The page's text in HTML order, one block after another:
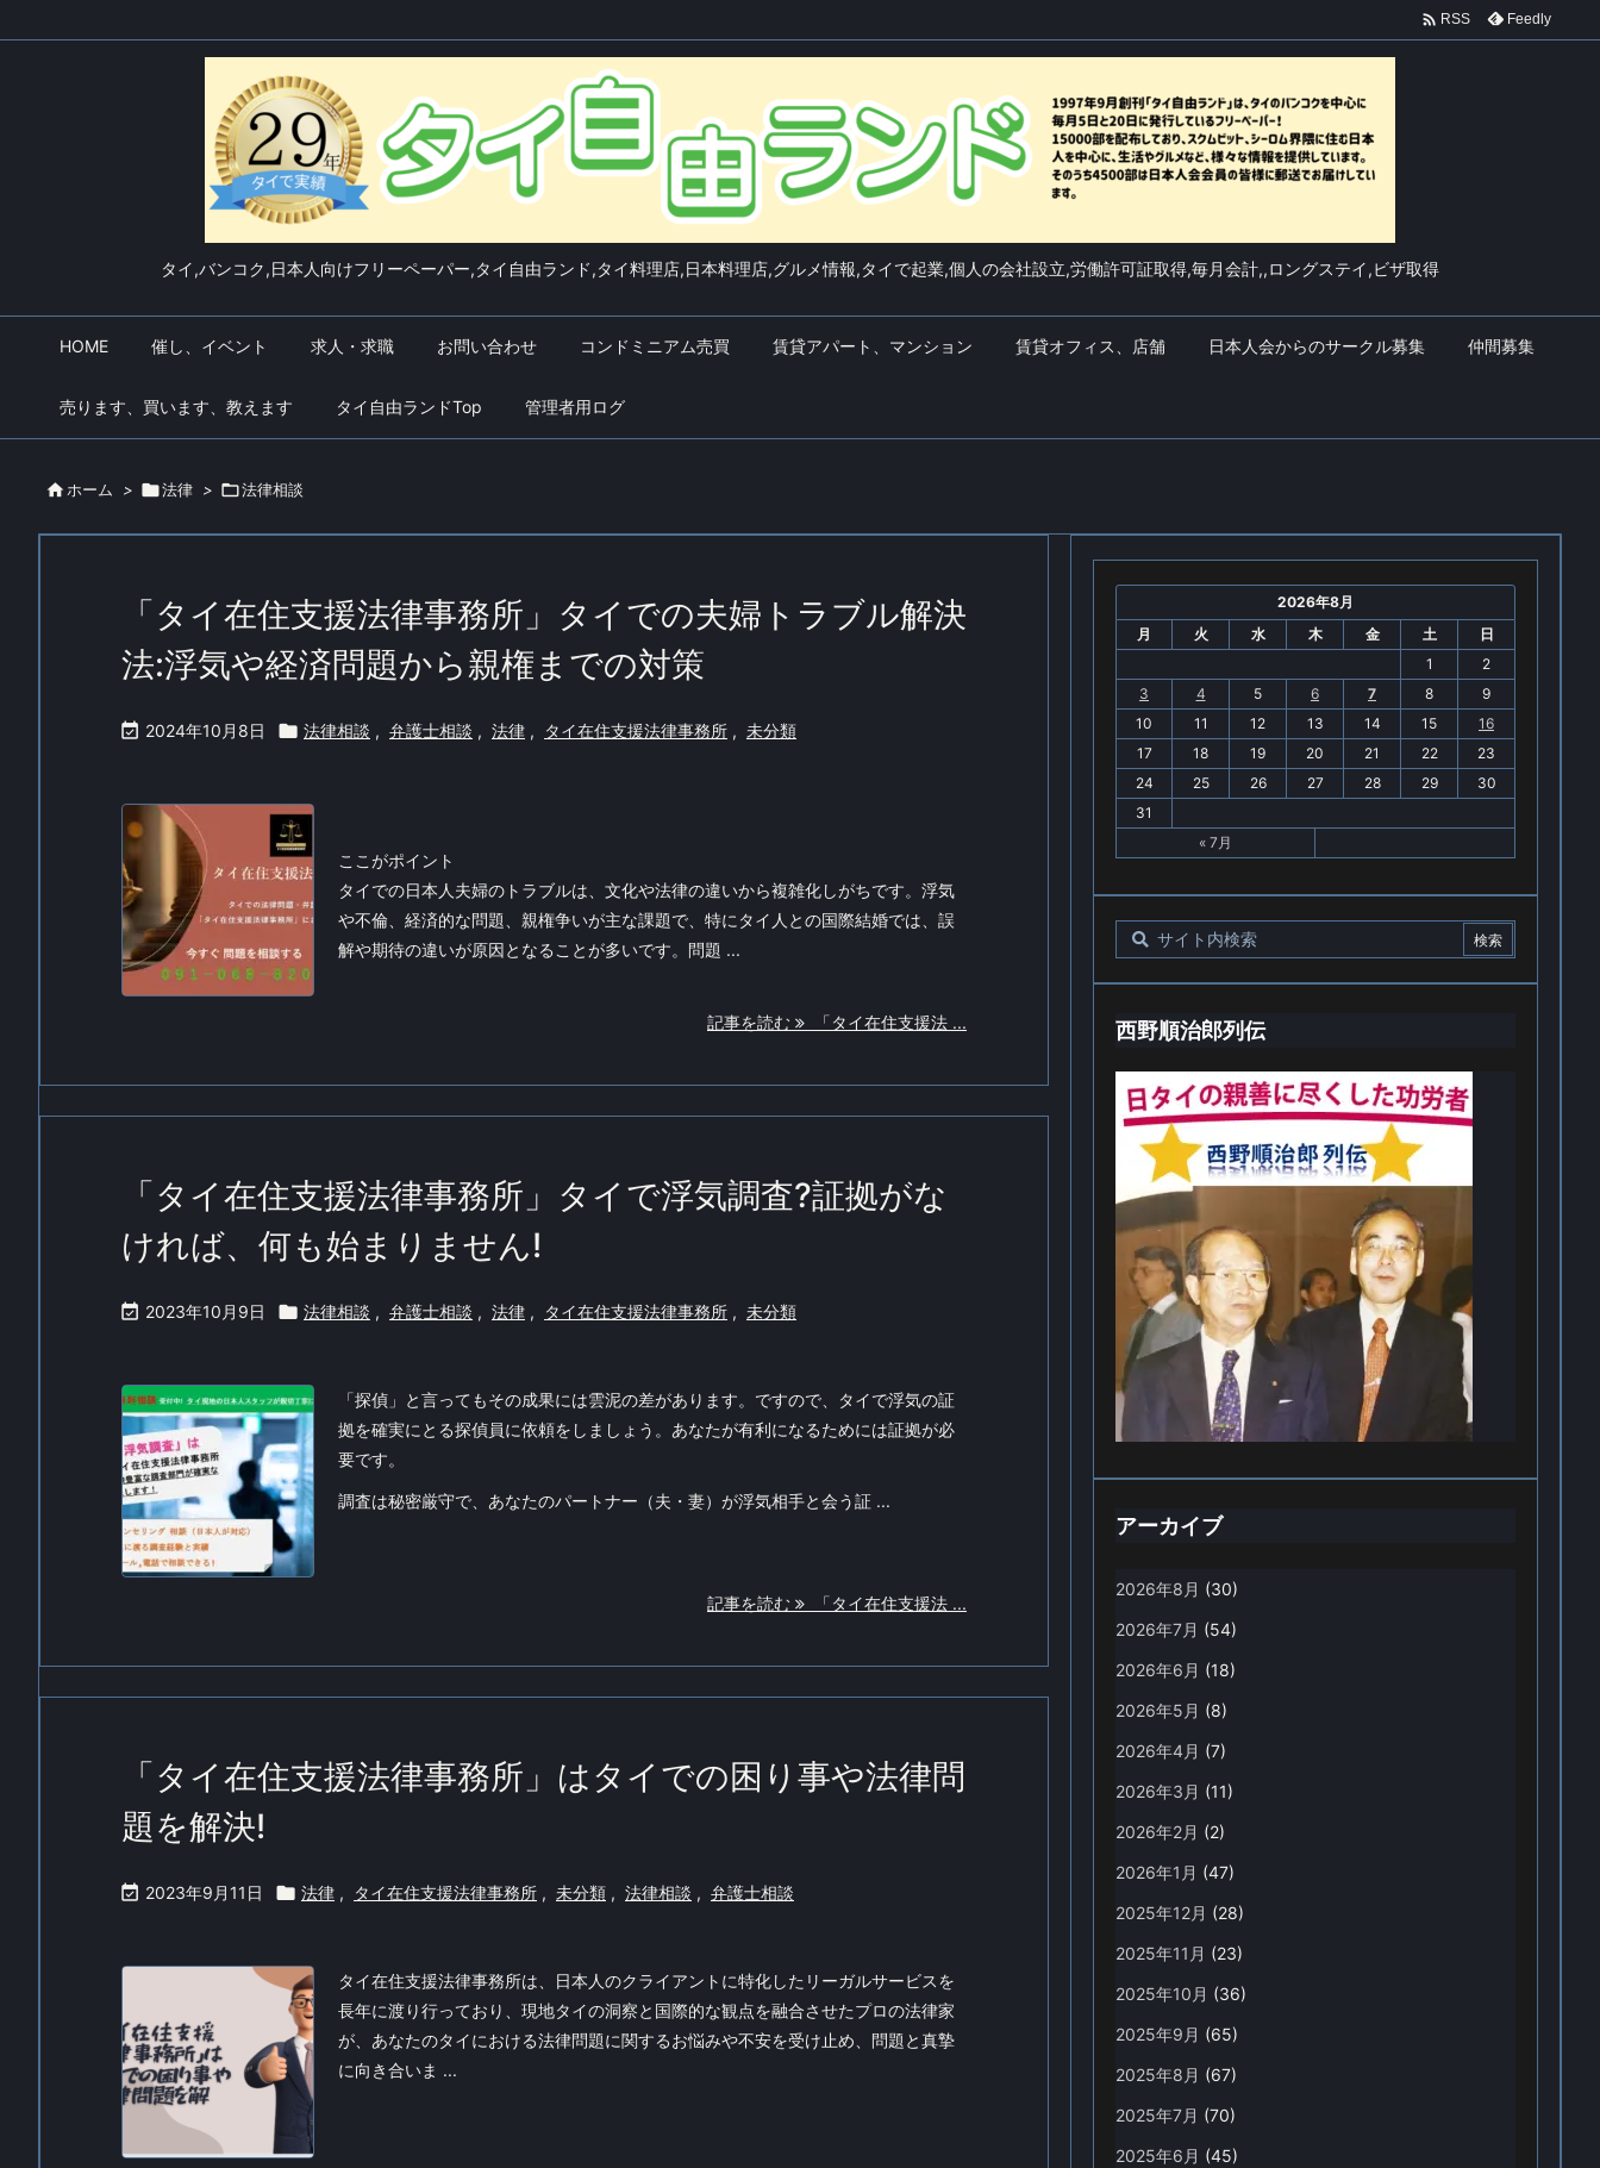
タイ,バンコク,日本人向けフリーペーパー,タイ自由ランド,タイ料理店,日本料理店,グルメ情報,タイで起業,個人の会社設立,労働許可証取得,毎月会計,,ロングステイ,ビザ取得
HOME 催し、イベント 求人・求職 お問い合わせ コンドミニアム売買 賃貸アパート、マンション 賃貸オフィス、店舗 日本人会からのサークル募集 仲間募集
売ります、買います、教えます タイ自由ランドTop 管理者用ログ
 RSS Feedly
 ホーム > 法律 > 法律相談
「タイ在住支援法律事務所」タイでの夫婦トラブル解決
法:浮気や経済問題から親権までの対策
 2024年10月8日  法律相談 , 弁護士相談 , 法律 , タイ在住支援法律事務所 , 未分類
ここがポイント
タイでの日本人夫婦のトラブルは、文化や法律の違いから複雑化しがちです。浮気
や不倫、経済的な問題、親権争いが主な課題で、特にタイ人との国際結婚では、誤
解や期待の違いが原因となることが多いです。問題 ...
記事を読む 「タイ在住支援法 ...
「タイ在住支援法律事務所」タイで浮気調査?証拠がな
ければ、何も始まりません!
 2023年10月9日  法律相談 , 弁護士相談 , 法律 , タイ在住支援法律事務所 , 未分類
「探偵」と言ってもその成果には雲泥の差があります。ですので、タイで浮気の証
拠を確実にとる探偵員に依頼をしましょう。あなたが有利になるためには証拠が必
要です。
調査は秘密厳守で、あなたのパートナー（夫・妻）が浮気相手と会う証 ...
記事を読む 「タイ在住支援法 ...
「タイ在住支援法律事務所」はタイでの困り事や法律問
題を解決!
 2023年9月11日  法律 , タイ在住支援法律事務所 , 未分類 , 法律相談 , 弁護士相談
タイ在住支援法律事務所は、日本人のクライアントに特化したリーガルサービスを
長年に渡り行っており、現地タイの洞察と国際的な観点を融合させたプロの法律家
が、あなたのタイにおける法律問題に関するお悩みや不安を受け止め、問題と真摯
に向き合いま ...
2026年8月
月
火 水 木 金 土
日
1
2
3
4 5 6 7 8
9
10
11 12 13 14 15
16
17
18 19 20 21 22
23
24
25 26 27 28 29
30
31
« 7月
西野順治郎列伝
アーカイブ
2026年8月 (30)
2026年7月 (54)
2026年6月 (18)
2026年5月 (8)
2026年4月 (7)
2026年3月 (11)
2026年2月 (2)
2026年1月 (47)
2025年12月 (28)
2025年11月 (23)
2025年10月 (36)
2025年9月 (65)
2025年8月 (67)
2025年7月 (70)
2025年6月 (45)